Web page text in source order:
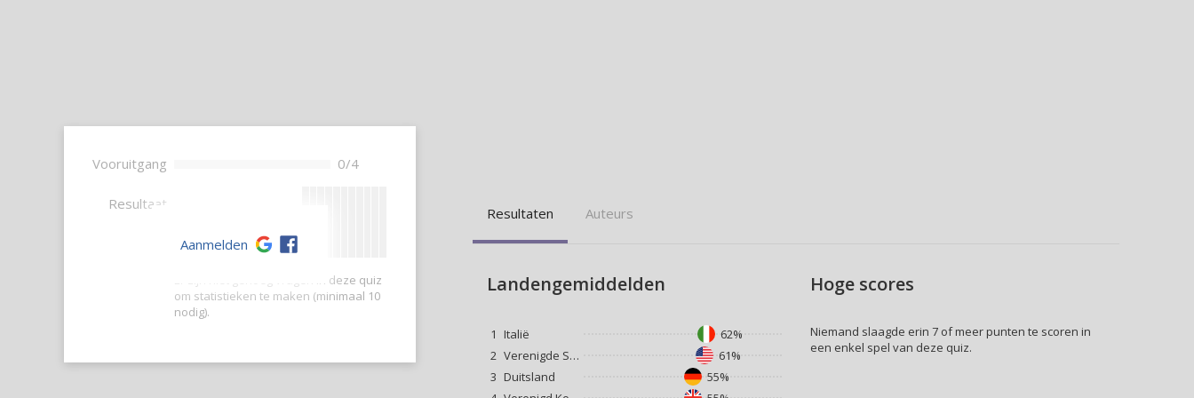
Vooruitgang 0/4
Resultaat --
Er zijn niet genoeg vragen in deze quiz
om statistieken te maken (minimaal 10
nodig).
Aanmelden
Resultaten Auteurs
Landengemiddelden
1 Italië
62%
2
Verenigde Staten
61%
3 Duitsland
55%
Hoge scores
Niemand slaagde erin 7 of meer punten te scoren in
een enkel spel van deze quiz.